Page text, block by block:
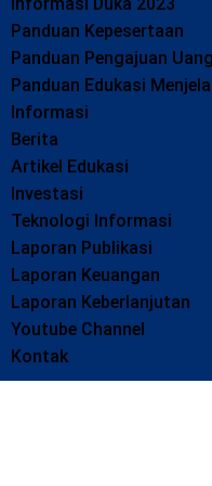
Panduan Kepesertaan
Panduan Pengajuan
Panduan Edukasi
Informasi
Berita
Artikel Edukasi
Investasi
Teknologi Informasi
Laporan Publikasi
Laporan Keuangan
Laporan Keberlanjutan
Youtube Channel
Kontak